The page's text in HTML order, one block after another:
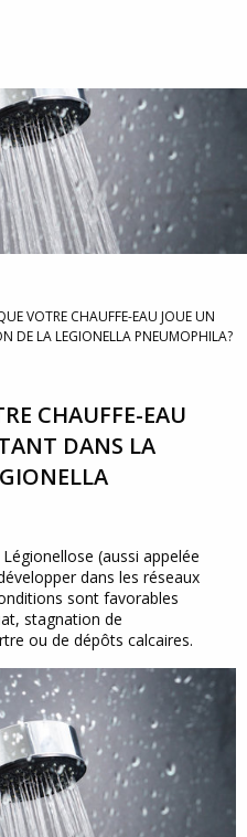
VOTRE CHAUFFE-EAU JOUE UN
DE LA LEGIONELLA PNEUMOPHILA?
CHAUFFE-EAU
DANS LA
(aussi appelée
dans les réseaux
sont favorables
stagnation de
ou de dépôts calcaires.